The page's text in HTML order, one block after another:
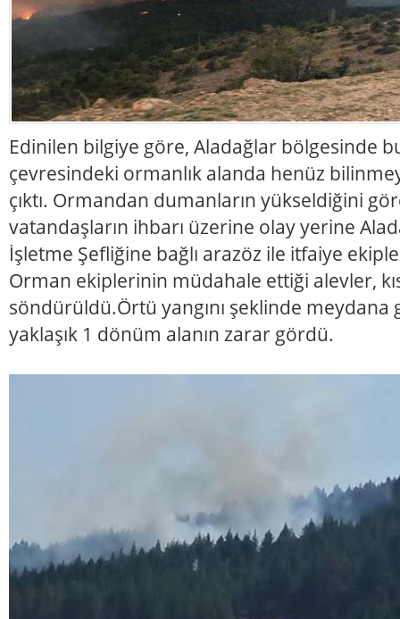
Edinilen bilgiye göre, Aladağlar bölgesinde
çevresindeki ormanlık alanda henüz
çıktı. Ormandan dumanların yükseldiğini
vatandaşların ihbarı üzerine olay yerine
İşletme Şefliğine bağlı arazöz ile itfaiye
Orman ekiplerinin müdahale ettiği alevler,
söndürüldü.Örtü yangını şeklinde meydana
yaklaşık 1 dönüm alanın zarar gördü.